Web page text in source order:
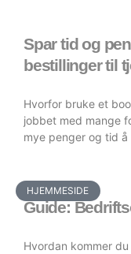
Spar tid og
bestillinger til
Hvorfor bruke et
jobbet med mange
mye penger og tid å
HJEMMESIDE
Guide:
Hvordan kommer